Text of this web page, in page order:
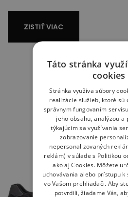
ZISTIŤ VIAC
Pánske Dámske
Táto stránka
cookies
Stránka využíva súbory
realizácie služieb, ktoré sú
správnym fungovaním
jeho obsahu, analýzou a
týkajúcim sa využívania
zobrazovanie
nepersonalizovaných
reklám) v súlade s Politikou
ako ajCookies. Môžete
uchovávania alebo prístupu k
vo Vašom prehliadači. Aby
potvrdili, žiadame Vás,